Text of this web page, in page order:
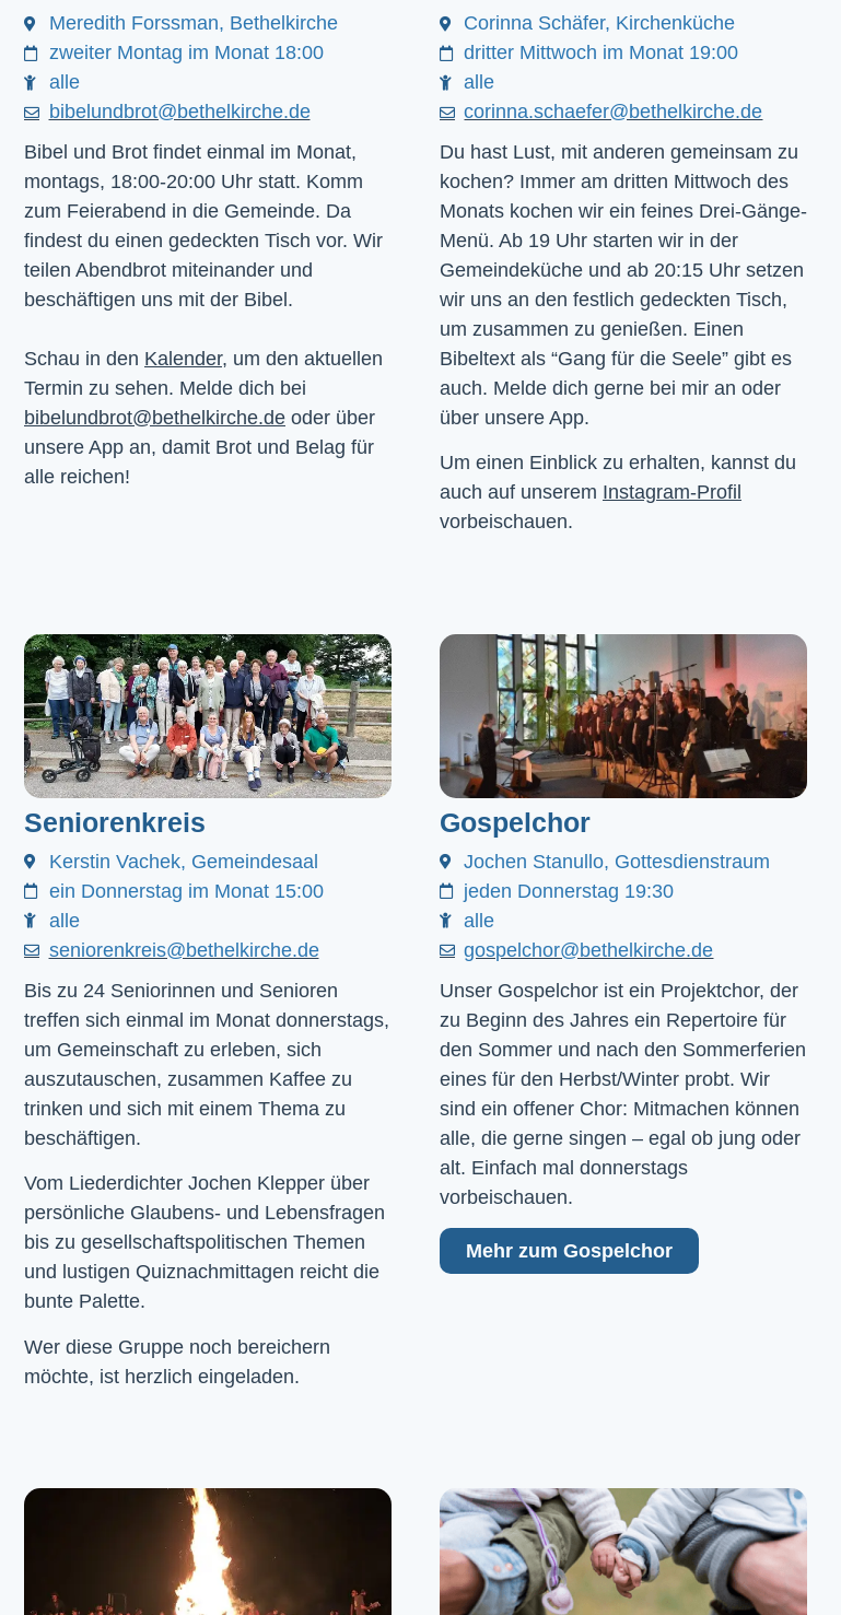
Meredith Forssman, Bethelkirche
zweiter Montag im Monat 18:00
alle
bibelundbrot@bethelkirche.de
Bibel und Brot findet einmal im Monat,
montags, 18:00-20:00 Uhr statt. Komm
zum Feierabend in die Gemeinde. Da
findest du einen gedeckten Tisch vor. Wir
teilen Abendbrot miteinander und
beschäftigen uns mit der Bibel.
Schau in den Kalender, um den aktuellen
Termin zu sehen. Melde dich bei
bibelundbrot@bethelkirche.de oder über
unsere App an, damit Brot und Belag für
alle reichen!
Corinna Schäfer, Kirchenküche
dritter Mittwoch im Monat 19:00
alle
corinna.schaefer@bethelkirche.de
Du hast Lust, mit anderen gemeinsam zu
kochen? Immer am dritten Mittwoch des
Monats kochen wir ein feines Drei-Gänge-
Menü. Ab 19 Uhr starten wir in der
Gemeindeküche und ab 20:15 Uhr setzen
wir uns an den festlich gedeckten Tisch,
um zusammen zu genießen. Einen
Bibeltext als “Gang für die Seele” gibt es
auch. Melde dich gerne bei mir an oder
über unsere App.
Um einen Einblick zu erhalten, kannst du
auch auf unserem Instagram-Profil
vorbeischauen.
Seniorenkreis
Kerstin Vachek, Gemeindesaal
ein Donnerstag im Monat 15:00
alle
seniorenkreis@bethelkirche.de
Bis zu 24 Seniorinnen und Senioren
treffen sich einmal im Monat donnerstags,
um Gemeinschaft zu erleben, sich
auszutauschen, zusammen Kaffee zu
trinken und sich mit einem Thema zu
beschäftigen.
Vom Liederdichter Jochen Klepper über
persönliche Glaubens- und Lebensfragen
bis zu gesellschaftspolitischen Themen
und lustigen Quiznachmittagen reicht die
bunte Palette.
Wer diese Gruppe noch bereichern
möchte, ist herzlich eingeladen.
Gospelchor
Jochen Stanullo, Gottesdienstraum
jeden Donnerstag 19:30
alle
gospelchor@bethelkirche.de
Unser Gospelchor ist ein Projektchor, der
zu Beginn des Jahres ein Repertoire für
den Sommer und nach den Sommerferien
eines für den Herbst/Winter probt. Wir
sind ein offener Chor: Mitmachen können
alle, die gerne singen – egal ob jung oder
alt. Einfach mal donnerstags
vorbeischauen.
Mehr zum Gospelchor